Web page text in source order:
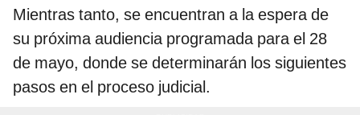
Mientras tanto, se encuentran a la espera de
su próxima audiencia programada para el 28
de mayo, donde se determinarán los siguientes
pasos en el proceso judicial.